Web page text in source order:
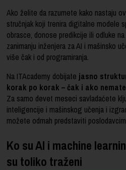
Ako želite da razumete kako nastaju
stručnjak koji trenira digitalne modele
obrasce, donose predikcije ili odluke
zanimanju inženjera za AI i mašinsko
više čak i od programiranja.
Na ITAcademy dobijate jasno
korak po korak – čak i ako
Za samo devet meseci savladaćete
inteligencije i mašinskog učenja i
možete odmah predstaviti
Ko su AI i machine
su toliko traženi